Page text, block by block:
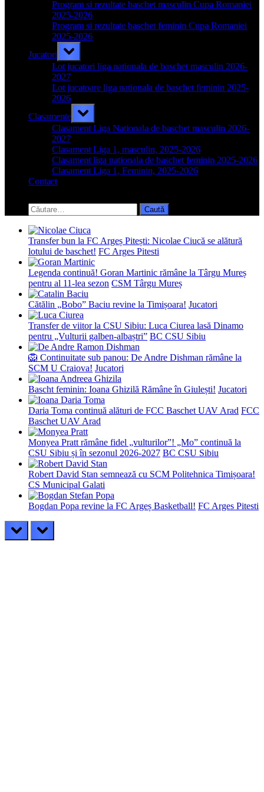
menu
Program si rezultate baschet masculin Cupa Romaniei
2025-2026
Program si rezultate baschet feminin Cupa Romaniei
2025-2026
Jucatori
Toggle
sub-
menu
Lot jucatori liga nationala de baschet masculin 2026-
2027
Lot jucatoare liga nationala de baschet feminin 2025-
2026
Clasamente
Toggle
sub-
menu
Clasament Liga Nationala de baschet masculin 2026-
2027
Clasament Liga 1, masculin, 2025-2026
Clasament liga nationala de baschet feminin 2025-2026
Clasament Liga 1, Feminin, 2025-2026
Contact
search
form
Caută
după:
Transfer bun la FC Argeș Pitești: Nicolae Ciucă se alătură
lotului de baschet! FC Arges Pitesti
Legenda continuă! Goran Martinic rămâne la Târgu Mureș
pentru al 11-lea sezon CSM Târgu Mureș
Cătălin „Bobo” Baciu revine la Timișoara! Jucatori
Transfer de viitor la CSU Sibiu: Luca Ciurea lasă Dinamo
pentru „Vulturii galben-albaștri” BC CSU Sibiu
🦁 Continuitate sub panou: De Andre Dishman rămâne la
SCM U Craiova! Jucatori
Bascht feminin: Ioana Ghizilă Rămâne în Giulești! Jucatori
Daria Toma continuă alături de FCC Baschet UAV Arad FCC
Baschet UAV Arad
Monyea Pratt rămâne fidel „vulturilor”! „Mo” continuă la
CSU Sibiu și în sezonul 2026-2027 BC CSU Sibiu
Robert David Stan semnează cu SCM Politehnica Timișoara!
CS Municipal Galati
Bogdan Popa revine la FC Argeș Basketball! FC Arges Pitesti
prev next